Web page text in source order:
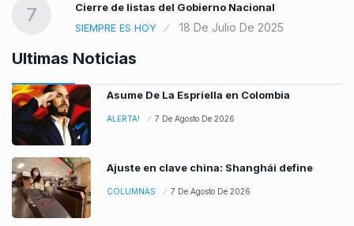
7
Cierre de listas del Gobierno Nacional
SIEMPRE ES HOY
18 De Julio De 2025
Ultimas Noticias
Asume De La Espriella en Colombia
ALERTA! 7 De Agosto De 2026
Ajuste en clave china: Shanghái define
COLUMNAS 7 De Agosto De 2026